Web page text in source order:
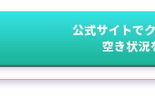
公式サイトで
空き状況